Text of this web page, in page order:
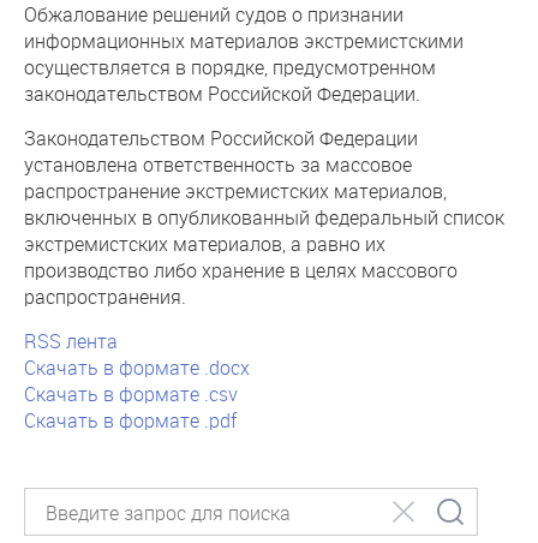
Обжалование решений судов о признании
информационных материалов экстремистскими
осуществляется в порядке, предусмотренном
законодательством Российской Федерации.
Законодательством Российской Федерации
установлена ответственность за массовое
распространение экстремистских материалов,
включенных в опубликованный федеральный список
экстремистских материалов, а равно их
производство либо хранение в целях массового
распространения.
RSS лента
Скачать в формате .docx
Скачать в формате .csv
Скачать в формате .pdf